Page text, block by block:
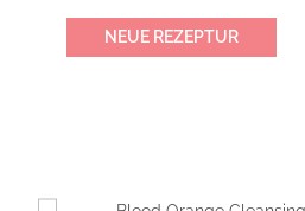
NEUE REZEPTUR